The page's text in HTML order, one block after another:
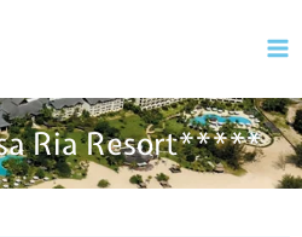
Ria Resort*****